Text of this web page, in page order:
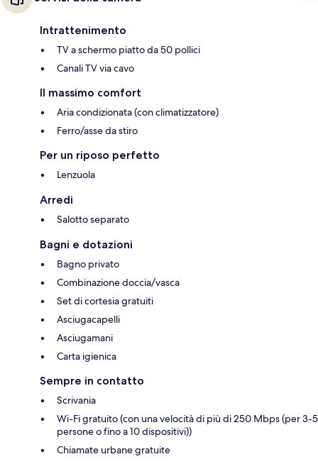
Intrattenimento
TV a schermo piatto da 50 pollici
Canali TV via cavo
Il massimo comfort
Aria condizionata (con climatizzatore)
Ferro/asse da stiro
Per un riposo perfetto
Lenzuola
Arredi
Salotto separato
Bagni e dotazioni
Bagno privato
Combinazione doccia/vasca
Set di cortesia gratuiti
Asciugacapelli
Asciugamani
Carta igienica
Sempre in contatto
Scrivania
Wi-Fi gratuito (con una velocità di più di 250 Mbps (per 3-5
persone o fino a 10 dispositivi))
Chiamate urbane gratuite